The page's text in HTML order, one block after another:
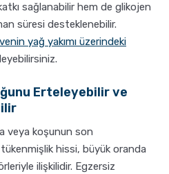
sağlanabilir hem de glikojen
süresi desteklenebilir.
yağ yakımı üzerindeki
Erteleyebilir ve
veya koşunun son
hissi, büyük oranda
ilişkilidir. Egzersiz